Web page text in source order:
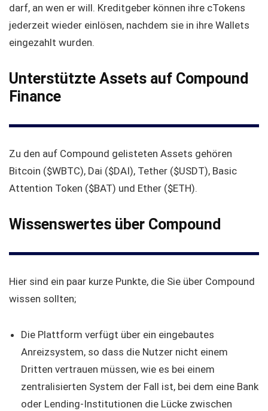
darf, an wen er will. Kreditgeber können ihre cTokens
jederzeit wieder einlösen, nachdem sie in ihre Wallets
eingezahlt wurden.
Unterstützte Assets auf Compound
Finance
Zu den auf Compound gelisteten Assets gehören
Bitcoin ($WBTC), Dai ($DAI), Tether ($USDT), Basic
Attention Token ($BAT) und Ether ($ETH).
Wissenswertes über Compound
Hier sind ein paar kurze Punkte, die Sie über Compound
wissen sollten;
Die Plattform verfügt über ein eingebautes
Anreizsystem, so dass die Nutzer nicht einem
Dritten vertrauen müssen, wie es bei einem
zentralisierten System der Fall ist, bei dem eine Bank
oder Lending-Institutionen die Lücke zwischen